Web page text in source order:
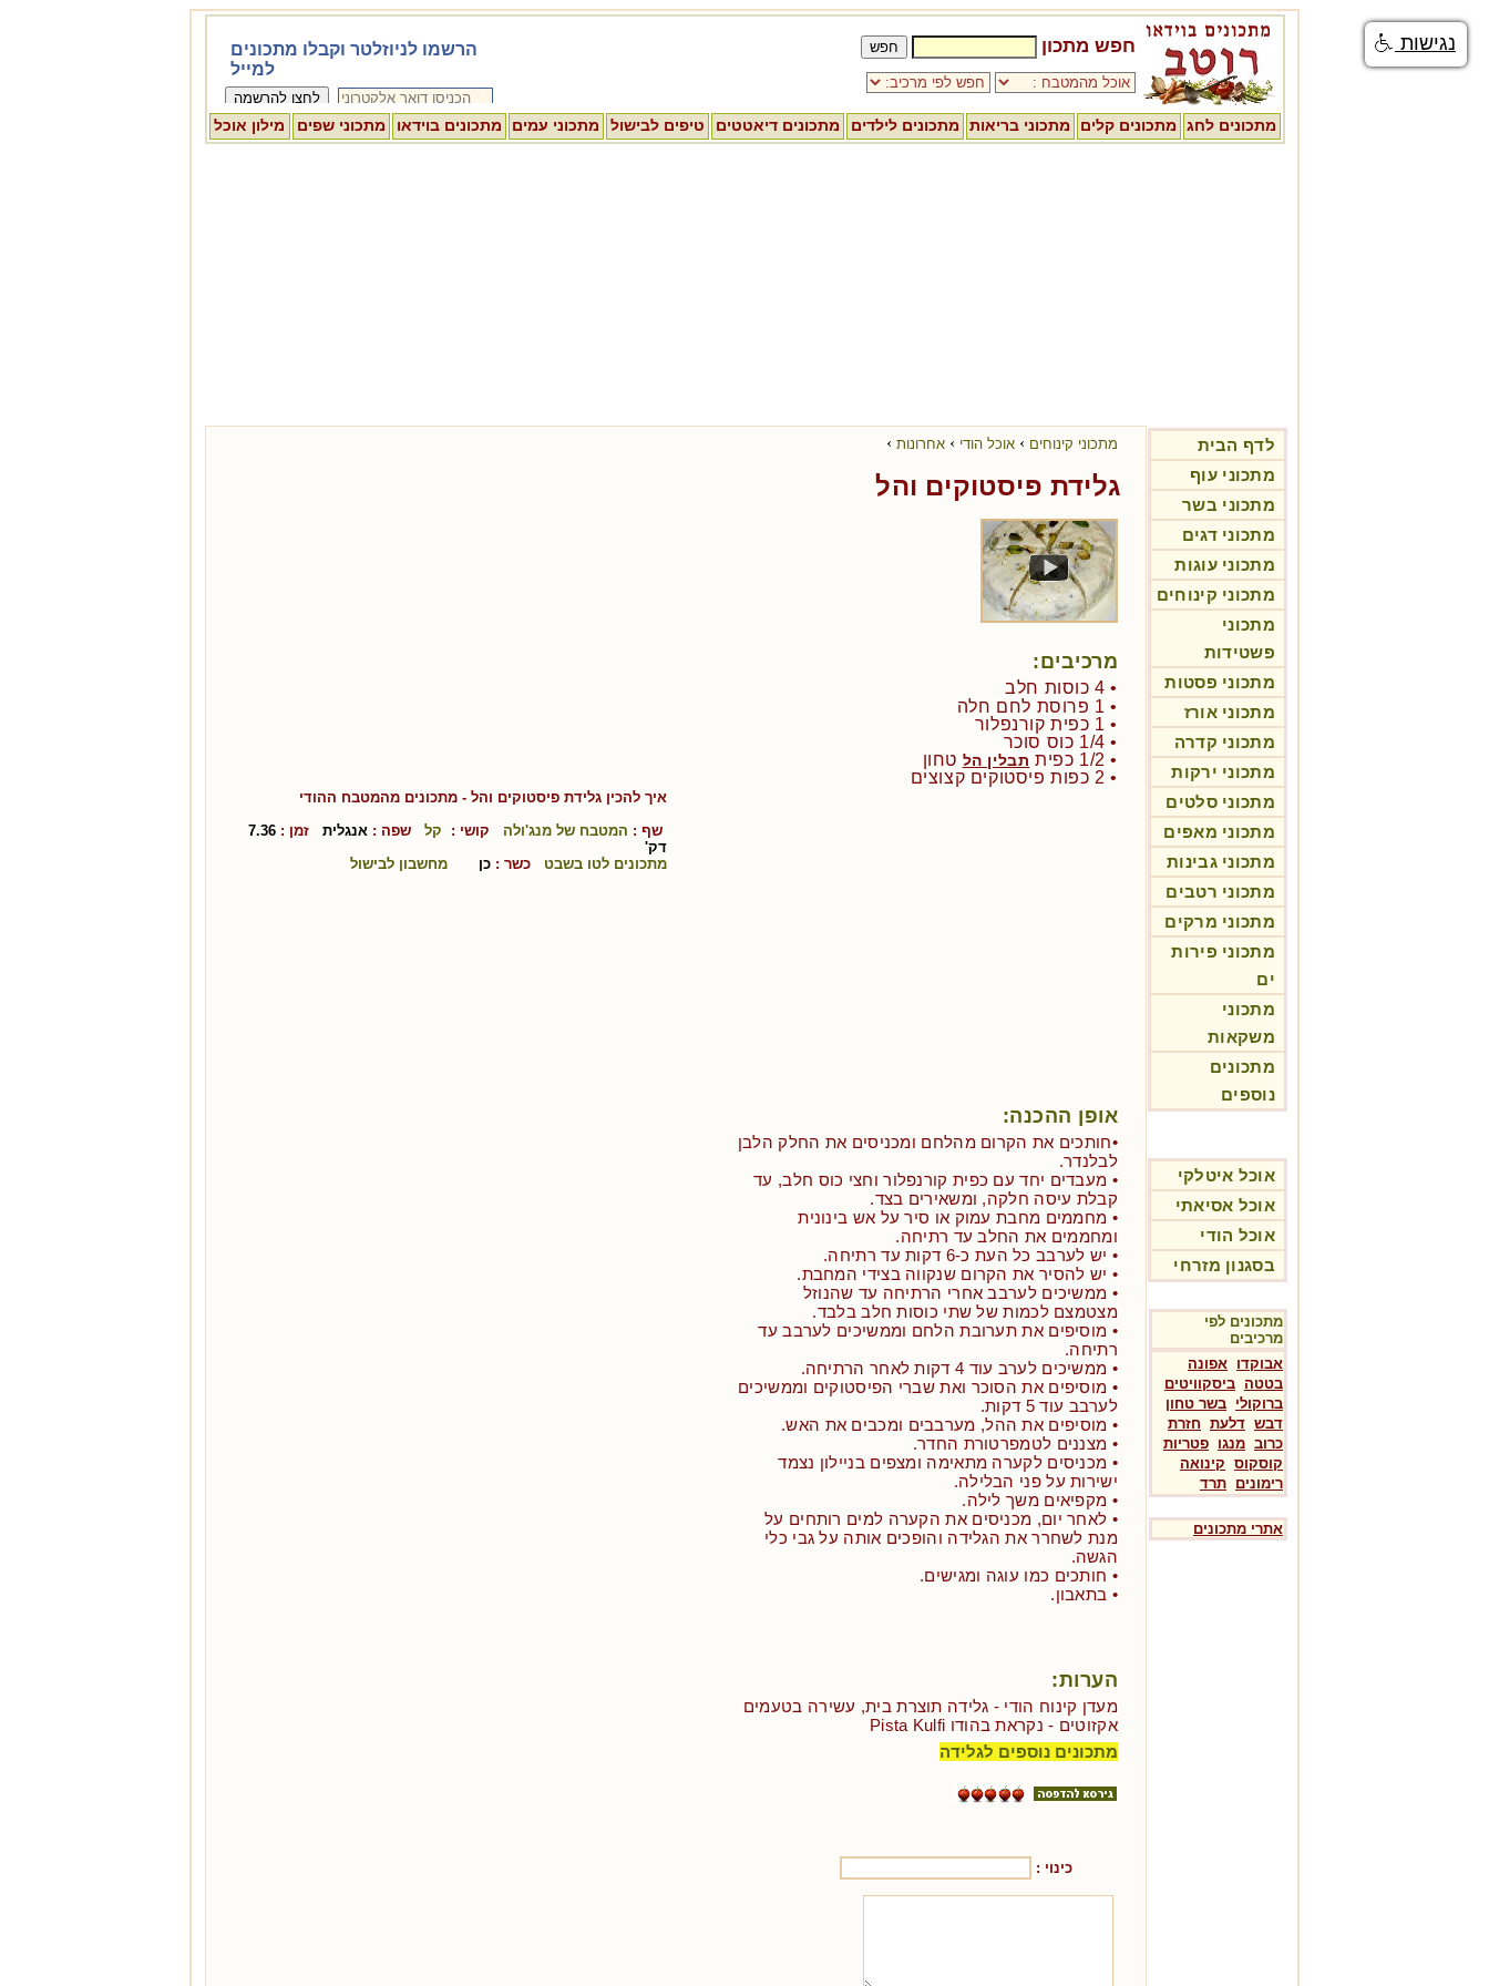
חפש מתכון
מתכונים לחג מתכונים קלים מתכוני בריאות מתכונים לילדים מתכונים דיאטטים טיפים לבישול מתכוני עמים מתכונים בוידאו מתכוני שפים מילון אוכל
לדף הבית
מתכוני עוף
מתכוני בשר
מתכוני דגים
מתכוני עוגות
מתכוני קינוחים
מתכוני
פשטידות
מתכוני פסטות
מתכוני אורז
מתכוני קדרה
מתכוני ירקות
מתכוני סלטים
מתכוני מאפים
מתכוני גבינות
מתכוני רטבים
מתכוני מרקים
מתכוני פירות
ים
מתכוני
משקאות
מתכונים
נוספים
אוכל איטלקי
אוכל אסיאתי
אוכל הודי
בסגנון מזרחי
מתכונים לפי
מרכיבים
אבוקדו אפונה
בטטה ביסקוויטים
ברוקולי בשר טחון
דבש דלעת חזרת
כרוב מנגו פטריות
קוסקוס קינואה
רימונים תרד
אתרי מתכונים
מתכוני קינוחים › אוכל הודי › אחרונות ›
גלידת פיסטוקים והל
מרכיבים:
• 4 כוסות חלב
• 1 פרוסת לחם חלה
• 1 כפית קורנפלור
• 1/4 כוס סוכר
• 1/2 כפית
תבלין הל טחון
• 2 כפות פיסטוקים קצוצים
אופן ההכנה:
•חותכים את הקרום מהלחם ומכניסים את החלק הלבן
לבלנדר.
• מעבדים יחד עם כפית קורנפלור וחצי כוס חלב, עד
קבלת עיסה חלקה, ומשאירים בצד.
• מחממים מחבת עמוק או סיר על אש בינונית
ומחממים את החלב עד רתיחה.
• יש לערבב כל העת כ-6 דקות עד רתיחה.
• יש להסיר את הקרום שנקווה בצידי המחבת.
• ממשיכים לערבב אחרי הרתיחה עד שהנוזל
מצטמצם לכמות של שתי כוסות חלב בלבד.
• מוסיפים את תערובת הלחם וממשיכים לערבב עד
רתיחה.
• ממשיכים לערב עוד 4 דקות לאחר הרתיחה.
• מוסיפים את הסוכר ואת שברי הפיסטוקים וממשיכים
לערבב עוד 5 דקות.
• מוסיפים את ההל, מערבבים ומכבים את האש.
• מצננים לטמפרטורת החדר.
• מכניסים לקערה מתאימה ומצפים בניילון נצמד
ישירות על פני הבלילה.
• מקפיאים משך לילה.
• לאחר יום, מכניסים את הקערה למים רותחים על
מנת לשחרר את הגלידה והופכים אותה על גבי כלי
הגשה.
• חותכים כמו עוגה ומגישים.
• בתאבון.
הערות:
מעדן קינוח הודי - גלידה תוצרת בית, עשירה בטעמים
אקזוטים - נקראת בהודו Pista Kulfi
מתכונים נוספים לגלידה
כינוי :
איך להכין גלידת פיסטוקים והל - מתכונים מהמטבח ההודי
שף : המטבח של מנג'ולה קושי : קל שפה : אנגלית זמן : 7.36
דק'
מתכונים לטו בשבט
כשר : כן מחשבון לבישול
נגישות